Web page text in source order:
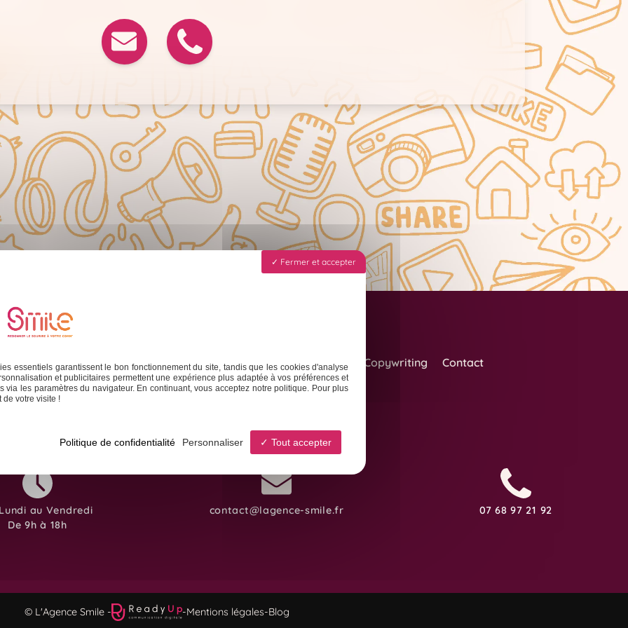
sociaux Formation & Accompagnement Graphisme & Design Copywriting Contact
au Vendredi
De 9h à 18h
contact@lagence-smile.fr 07 68 97 21 92
© L'Agence Smile - -Mentions légales-Blog
Fermer et accepter
essentiels garantissent le bon fonctionnement du site, tandis que les cookies d'analyse
et publicitaires permettent une expérience plus adaptée à vos préférences et
les paramètres du navigateur. En continuant, vous acceptez notre politique. Pour plus
de votre visite !
Tout accepter
Personnaliser
Politique de confidentialité